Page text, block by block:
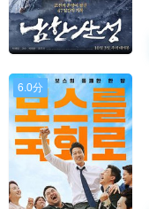
6.0分